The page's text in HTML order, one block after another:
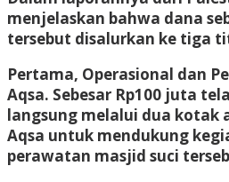
menjelaskan bahwa dana
tersebut disalurkan ke tiga
Pertama, Operasional dan
Aqsa. Sebesar Rp100 juta
langsung melalui dua kotak
Aqsa untuk mendukung
perawatan masjid suci